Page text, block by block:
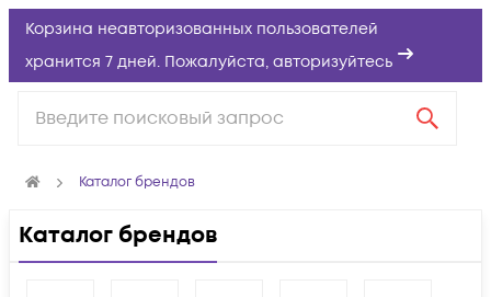
Корзина неавторизованных пользователей
хранится 7 дней. Пожалуйста, авторизуйтесь
Каталог брендов
Каталог брендов